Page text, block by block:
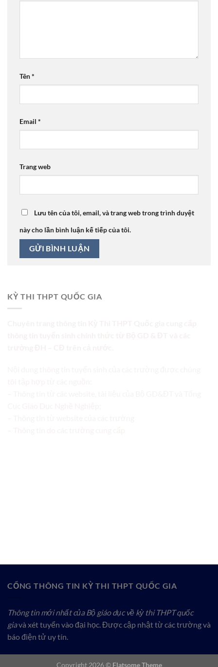
Tên*
Email *
Trang web
Lưu tên của tôi, email, và trang web trong trình duyệt
này cho lần bình luận kế tiếp của tôi.
KỲ THI THPT QUỐC GIA
CỔNG THÔNG TIN KỲ THI THPT QUỐC GIA
Thông tin mới nhất của Bộ giáo dục về kỳ thi THPT quốc
giavà xét tuyển vào đại học. Được cập nhật từ các trường và
báo điện tử uy tín.
Copyright 2026 © Flatsome Theme